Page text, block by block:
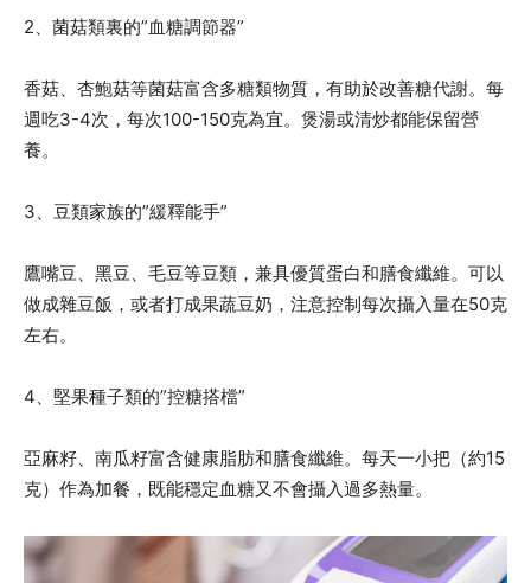
2、菌菇類裏的”血糖調節器”
香菇、杏鮑菇等菌菇富含多糖類物質，有助於改善糖代謝。每
週吃3-4次，每次100-150克為宜。煲湯或清炒都能保留營
養。
3、豆類家族的”緩釋能手”
鷹嘴豆、黑豆、毛豆等豆類，兼具優質蛋白和膳食纖維。可以
做成雜豆飯，或者打成果蔬豆奶，注意控制每次攝入量在50克
左右。
4、堅果種子類的”控糖搭檔”
亞麻籽、南瓜籽富含健康脂肪和膳食纖維。每天一小把（約15
克）作為加餐，既能穩定血糖又不會攝入過多熱量。